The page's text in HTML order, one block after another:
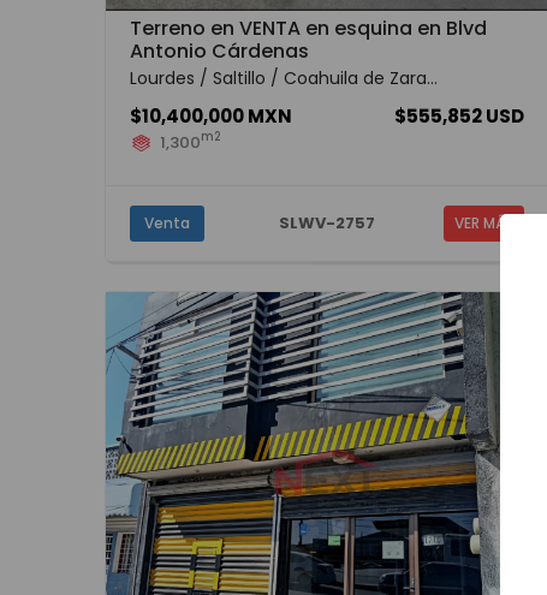
Terreno en VENTA en esquina en Blvd
Antonio Cárdenas
Lourdes / Saltillo / Coahuila de Zara...
$10,400,000 MXN $555,852 USD
1,300m2
Venta SLWV-2757 VER MÁS